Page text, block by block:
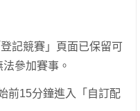
記競賽」頁面已保留可
參加賽事。
前15分鐘進入「自訂配